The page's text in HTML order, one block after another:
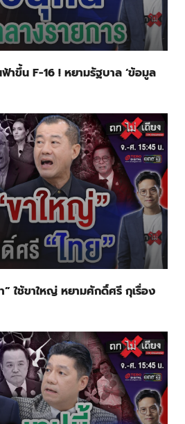
าขึ้น F-16 ! หยามรัฐบาล ‘ข้อมูล
” ใช้ขาใหญ่ หยามศักดิ์ศรี กุเรื่อง